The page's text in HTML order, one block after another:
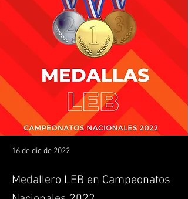
16 de dic de 2022
Medallero LEB en Campeonatos